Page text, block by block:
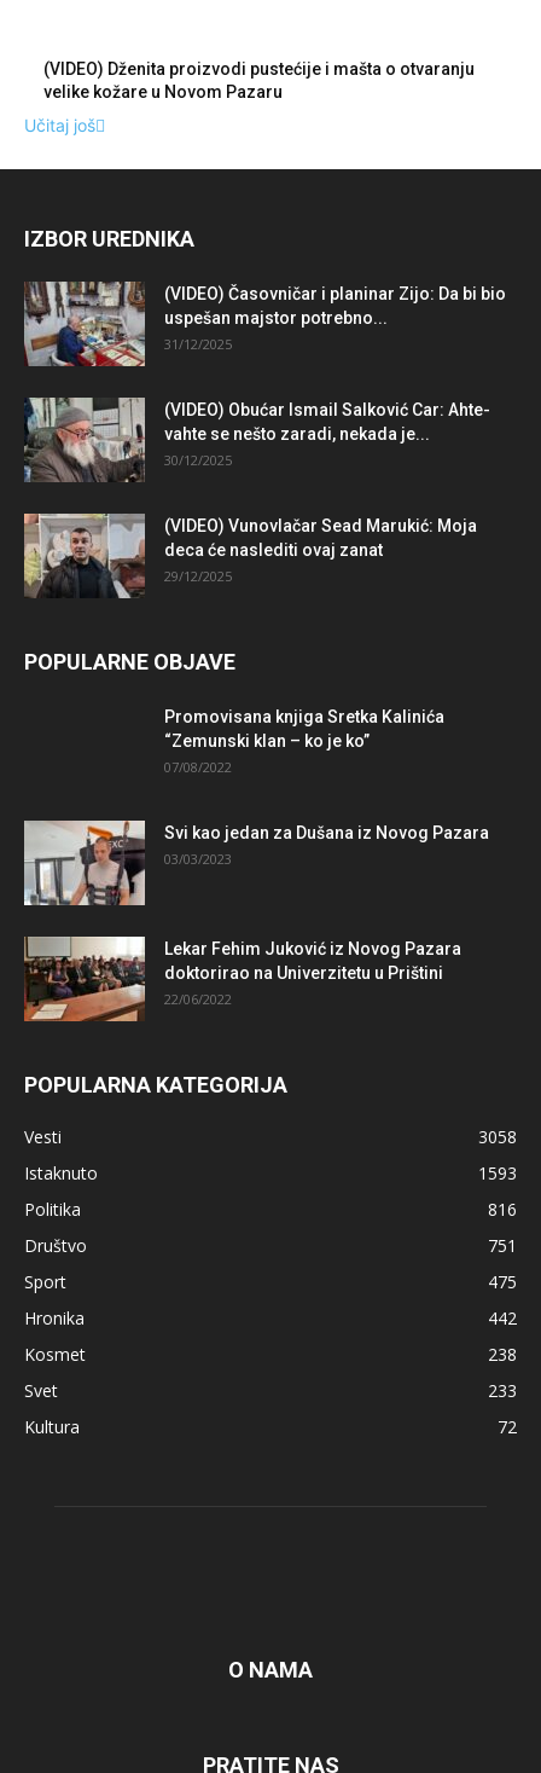
(VIDEO) Dženita proizvodi pustećije i mašta o otvaranju
velike kožare u Novom Pazaru
Učitaj još
IZBOR UREDNIKA
(VIDEO) Časovničar i planinar Zijo: Da bi bio
uspešan majstor potrebno...
31/12/2025
(VIDEO) Obućar Ismail Salković Car: Ahte-
vahte se nešto zaradi, nekada je...
30/12/2025
(VIDEO) Vunovlačar Sead Marukić: Moja
deca će naslediti ovaj zanat
29/12/2025
POPULARNE OBJAVE
Promovisana knjiga Sretka Kalinića
“Zemunski klan – ko je ko”
07/08/2022
Svi kao jedan za Dušana iz Novog Pazara
03/03/2023
Lekar Fehim Juković iz Novog Pazara
doktorirao na Univerzitetu u Prištini
22/06/2022
POPULARNA KATEGORIJA
Vesti
3058
Istaknuto
1593
Politika
816
Društvo
751
Sport
475
Hronika
442
Kosmet
238
Svet
233
Kultura
72
O NAMA
PRATITE NAS